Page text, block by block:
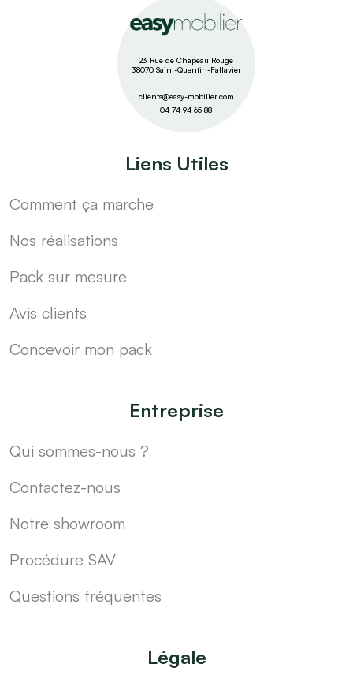
23 Rue de Chapeau Rouge
38070 Saint-Quentin-Fallavier
clients@easy-mobilier.com
04 74 94 65 88
Liens Utiles
Comment ça marche
Nos réalisations
Pack sur mesure
Avis clients
Concevoir mon pack
Entreprise
Qui sommes-nous ?
Contactez-nous
Notre showroom
Procédure SAV
Questions fréquentes
Légale